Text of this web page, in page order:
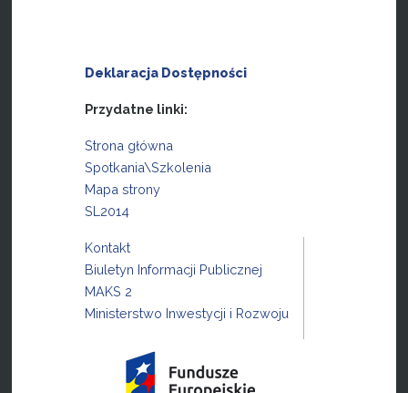
Deklaracja Dostępności
Przydatne linki:
Strona główna
Spotkania\Szkolenia
Mapa strony
SL2014
Kontakt
Biuletyn Informacji Publicznej
MAKS 2
Ministerstwo Inwestycji i Rozwoju